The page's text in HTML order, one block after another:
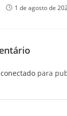
1 de agosto de
conectado para